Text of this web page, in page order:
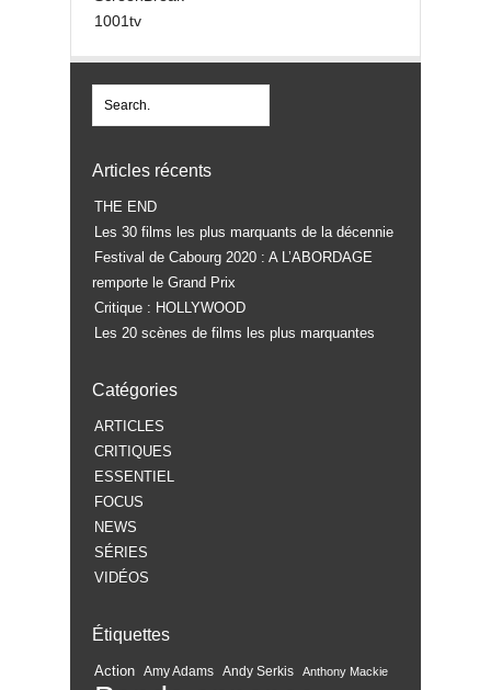
1001tv
Articles récents
THE END
Les 30 films les plus marquants de la décennie
Festival de Cabourg 2020 : A L’ABORDAGE
remporte le Grand Prix
Critique : HOLLYWOOD
Les 20 scènes de films les plus marquantes
Catégories
ARTICLES
CRITIQUES
ESSENTIEL
FOCUS
NEWS
SÉRIES
VIDÉOS
Étiquettes
Action Amy Adams Andy Serkis Anthony Mackie